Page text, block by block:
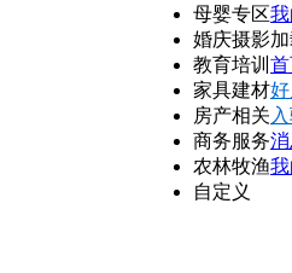
母婴专区
婚庆摄影
教育培训
家具建材
房产相关
商务服务
农林牧渔
自定义
消